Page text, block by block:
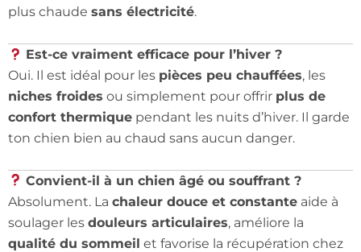
plus chaude sans électricité.
Est-ce vraiment efficace pour l’hiver ?
Oui. Il est idéal pour les pièces peu chauffées, les
niches froides ou simplement pour offrir plus de
confort thermique pendant les nuits d’hiver. Il garde
ton chien bien au chaud sans aucun danger.
Convient-il à un chien âgé ou souffrant ?
Absolument. La chaleur douce et constante aide à
soulager les douleurs articulaires, améliore la
qualité du sommeil et favorise la récupération chez